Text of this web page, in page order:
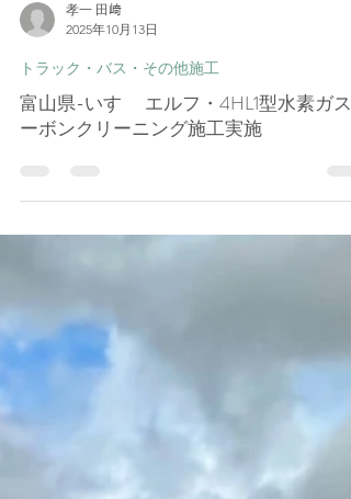
孝一 田﨑
トラック・バス・その他施工